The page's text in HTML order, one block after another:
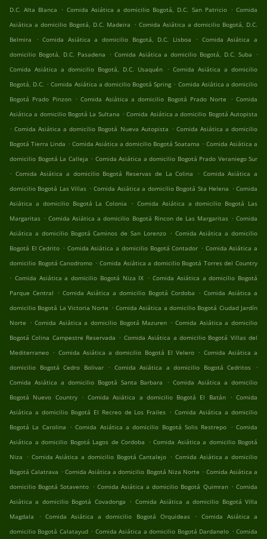
D.C. Alta Blanca
. Comida Asiática a domicilio Bogotá, D.C. San Patricio . Comida
Asiática a domicilio Bogotá, D.C. Madeira . Comida Asiática a domicilio Bogotá, D.C.
Belmira
. Comida Asiática a domicilio Bogotá, D.C. Lisboa . Comida Asiática a
domicilio Bogotá, D.C. Pasadena . Comida Asiática a domicilio Bogotá, D.C. Suba .
Comida Asiática a domicilio Bogotá, D.C. Usaquén . Comida Asiática a domicilio
Bogotá, D.C. . Comida Asiática a domicilio Bogotá Spring . Comida Asiática a domicilio
Bogotá Prado Pinzon . Comida Asiática a domicilio Bogotá Prado Norte . Comida
Asiática a domicilio Bogotá La Sultana . Comida Asiática a domicilio Bogotá Autopista
. Comida Asiática a domicilio Bogotá Nueva Autopista . Comida Asiática a domicilio
Bogotá Tierra Linda . Comida Asiática a domicilio Bogotá Soatama . Comida Asiática a
domicilio Bogotá La Calleja . Comida Asiática a domicilio Bogotá Prado Veraniego Sur
. Comida Asiática a domicilio Bogotá Reservas de La Colina . Comida Asiática a
domicilio Bogotá Las Villas . Comida Asiática a domicilio Bogotá Sta Helena . Comida
Asiática a domicilio Bogotá La Colonia
. Comida Asiática a domicilio Bogotá Las
Margaritas . Comida Asiática a domicilio Bogotá Rincon de Las Margaritas . Comida
Asiática a domicilio Bogotá Caminos de San Lorenzo . Comida Asiática a domicilio
Bogotá El Cedrito . Comida Asiática a domicilio Bogotá Contador . Comida Asiática a
domicilio Bogotá Canodromo . Comida Asiática a domicilio Bogotá Torres del Country
. Comida Asiática a domicilio Bogotá Niza IX . Comida Asiática a domicilio Bogotá
Parque Central . Comida Asiática a domicilio Bogotá Cordoba . Comida Asiática a
domicilio Bogotá La Victoria Norte . Comida Asiática a domicilio Bogotá Ciudad Jardín
Norte . Comida Asiática a domicilio Bogotá Mazuren . Comida Asiática a domicilio
Bogotá Colina Campestre Reservada . Comida Asiática a domicilio Bogotá Villas del
Mediterraneo . Comida Asiática a domicilio Bogotá El Velero . Comida Asiática a
domicilio Bogotá Cedro Bolivar
. Comida Asiática a domicilio Bogotá Cedritos
.
Comida Asiática a domicilio Bogotá Santa Barbara
. Comida Asiática a domicilio
Bogotá Nuevo Country
. Comida Asiática a domicilio Bogotá El Batán . Comida
Asiática a domicilio Bogotá El Recreo de Los Frailes . Comida Asiática a domicilio
Bogotá La Carolina . Comida Asiática a domicilio Bogotá Solis Restrepo . Comida
Asiática a domicilio Bogotá Lagos de Cordoba . Comida Asiática a domicilio Bogotá
Niza . Comida Asiática a domicilio Bogotá Cantalejo . Comida Asiática a domicilio
Bogotá Calatrava . Comida Asiática a domicilio Bogotá Niza Norte . Comida Asiática a
domicilio Bogotá Sotavento . Comida Asiática a domicilio Bogotá Quimran . Comida
Asiática a domicilio Bogotá Covadonga . Comida Asiática a domicilio Bogotá Villa
Magdala
. Comida Asiática a domicilio Bogotá Orquideas . Comida Asiática a
domicilio Bogotá Calatayud . Comida Asiática a domicilio Bogotá Dardanelo . Comida